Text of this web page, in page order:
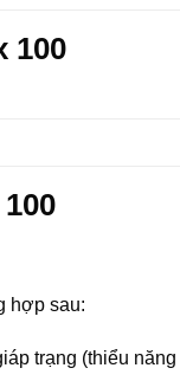
100
hợp sau:
trạng (thiểu năng